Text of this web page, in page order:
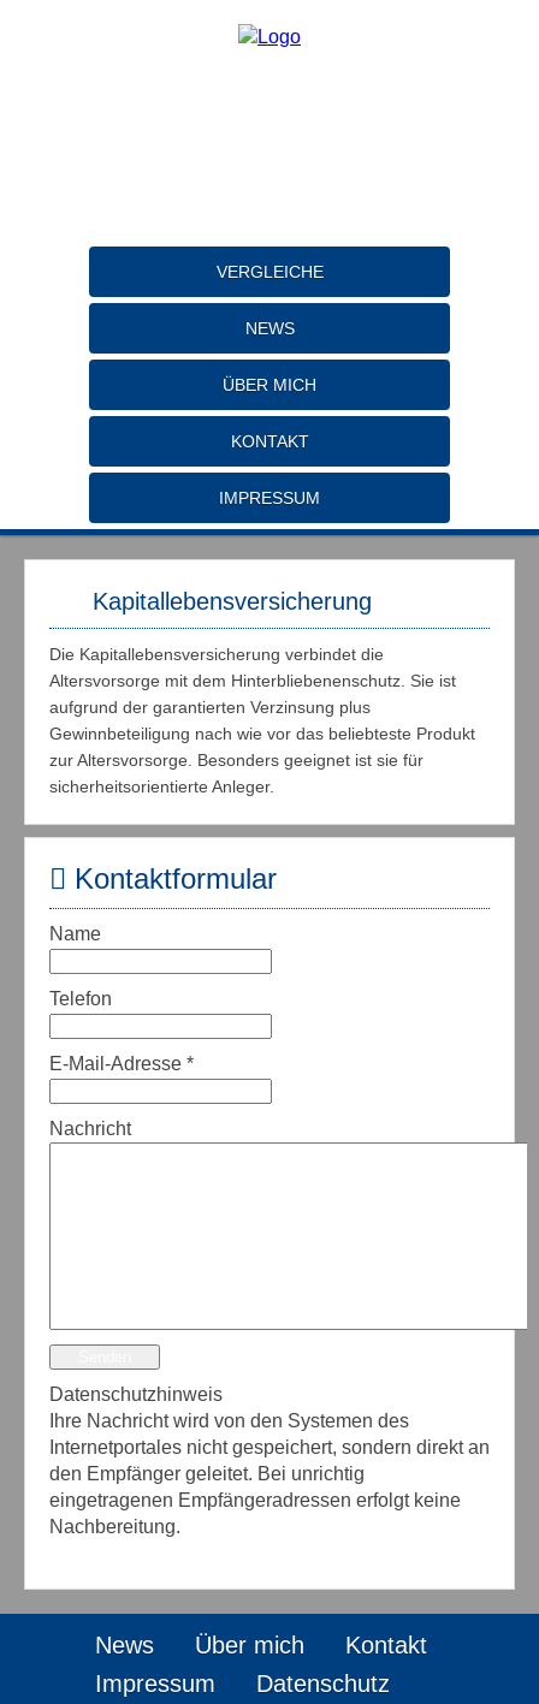
VERGLEICHE
NEWS
ÜBER MICH
KONTAKT
IMPRESSUM
Kapitallebensversicherung
Die Kapitallebensversicherung verbindet die
Altersvorsorge mit dem Hinterbliebenenschutz. Sie ist
aufgrund der garantierten Verzinsung plus
Gewinnbeteiligung nach wie vor das beliebteste Produkt
zur Altersvorsorge. Besonders geeignet ist sie für
sicherheitsorientierte Anleger.
Kontaktformular
Name
Telefon
E-Mail-Adresse *
Nachricht
Datenschutzhinweis
Ihre Nachricht wird von den Systemen des
Internetportales nicht gespeichert, sondern direkt an
den Empfänger geleitet. Bei unrichtig
eingetragenen Empfängeradressen erfolgt keine
Nachbereitung.
News Über mich
Kontakt
Impressum
Datenschutz